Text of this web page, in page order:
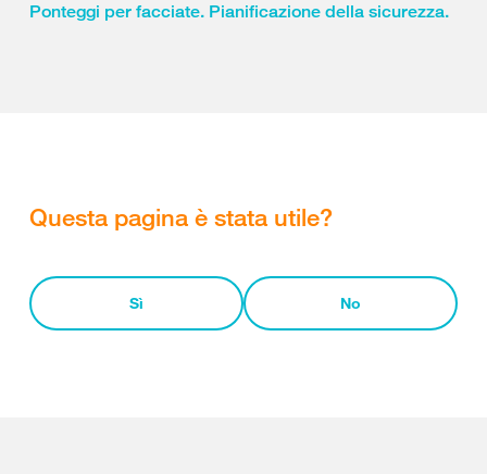
Ponteggi per facciate. Pianificazione della sicurezza.
Questa pagina è stata utile?
Sì No